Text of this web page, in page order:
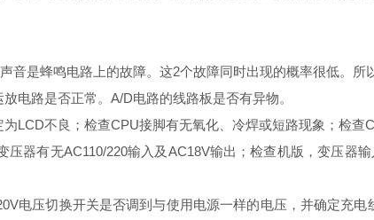
音是蜂鸣电路上的故障。这2个故障同时出现的概率很低。所
电路是否正常。A/D电路的线路板是否有异物。
LCD不良；检查CPU接脚有无氧化、冷焊或短路现象；检查
器有无AC110/220输入及AC18V输出；检查机版，变压器
电压切换开关是否调到与使用电源一样的电压，并确定充